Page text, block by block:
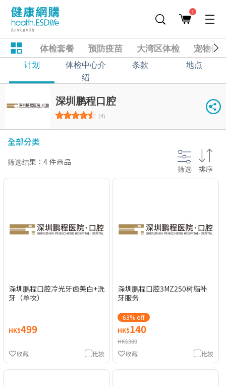
1
体检套餐 预防疫苗 大湾区体检 宠物健
计划
体检中心介
绍
条款 地点
深圳鹏程口腔
(4)
全部分类
筛选结果：4 件商品
筛选 排序
深圳鹏程口腔冷光牙齿美白+洗
牙（单次）
HK$499
比较
收藏
深圳鹏程口腔3MZ250树脂补
牙服务
63% off
HK$140
HK$380
比较
收藏